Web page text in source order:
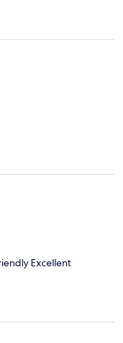
Excellent